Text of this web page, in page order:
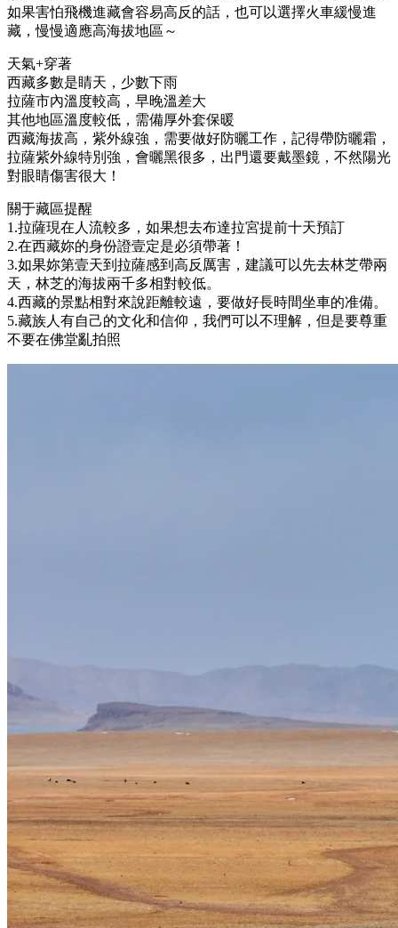
如果害怕飛機進藏會容易高反的話，也可以選擇火車緩慢進
藏，慢慢適應高海拔地區～
天氣+穿著
西藏多數是睛天，少數下雨
拉薩市內溫度較高，早晚溫差大
其他地區溫度較低，需備厚外套保暖
西藏海拔高，紫外線強，需要做好防曬工作，記得帶防曬霜，
拉薩紫外線特別強，會曬黑很多，出門還要戴墨鏡，不然陽光
對眼睛傷害很大！
關于藏區提醒
1.拉薩現在人流較多，如果想去布達拉宮提前十天預訂
2.在西藏妳的身份證壹定是必須帶著！
3.如果妳第壹天到拉薩感到高反厲害，建議可以先去林芝帶兩
天，林芝的海拔兩千多相對較低。
4.西藏的景點相對來說距離較遠，要做好長時間坐車的准備。
5.藏族人有自己的文化和信仰，我們可以不理解，但是要尊重
不要在佛堂亂拍照